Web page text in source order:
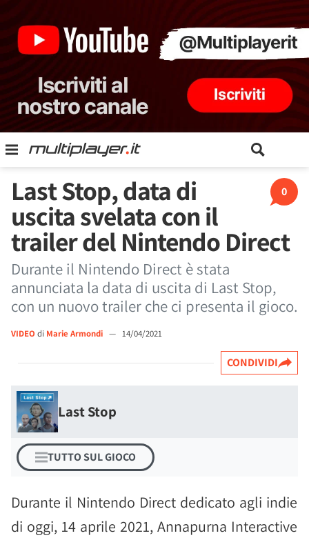
0
Last Stop, data di
uscita svelata con il
trailer del Nintendo Direct
Durante il Nintendo Direct è stata
annunciata la data di uscita di Last Stop,
con un nuovo trailer che ci presenta il gioco.
VIDEO di Marie Armondi — 14/04/2021
CONDIVIDI
Last Stop
TUTTO SUL GIOCO
Durante il Nintendo Direct dedicato agli indie
di oggi, 14 aprile 2021, Annapurna Interactive